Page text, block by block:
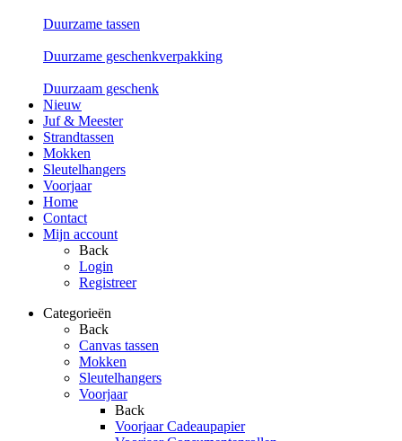
Duurzame tassen
Duurzame geschenkverpakking
Duurzaam geschenk
Nieuw
Juf & Meester
Strandtassen
Mokken
Sleutelhangers
Voorjaar
Home
Contact
Mijn account
Back
Login
Registreer
Categorieën
Back
Canvas tassen
Mokken
Sleutelhangers
Voorjaar
Back
Voorjaar Cadeaupapier